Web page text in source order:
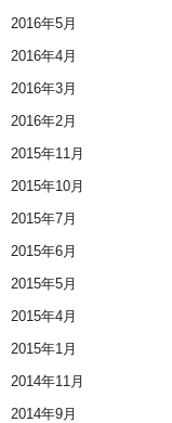
2016年5月
2016年4月
2016年3月
2016年2月
2015年11月
2015年10月
2015年7月
2015年6月
2015年5月
2015年4月
2015年1月
2014年11月
2014年9月